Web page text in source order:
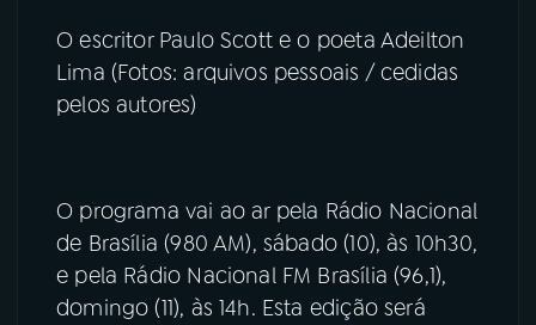
O escritor Paulo Scott e o poeta Adeilton
Lima (Fotos: arquivos pessoais / cedidas
pelos autores)
O programa vai ao ar pela Rádio Nacional
de Brasília (980 AM), sábado (10), às 10h30,
e pela Rádio Nacional FM Brasília (96,1),
domingo (11), às 14h. Esta edição será